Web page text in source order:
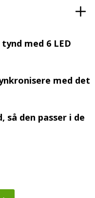
med 6 LED
med det
den passer i de